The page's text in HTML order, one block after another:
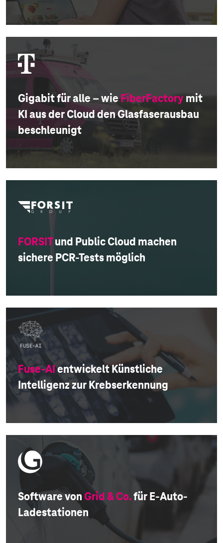
Gigabit für alle – wieFiberFactorymit
KI aus der Cloud den Glasfaserausbau
beschleunigt
FORSITund Public Cloud machen
sichere PCR-Tests möglich
Fuse-AIentwickelt Künstliche
Intelligenz zur Krebserkennung
Software vonGrid & Co.für E-Auto-
Ladestationen